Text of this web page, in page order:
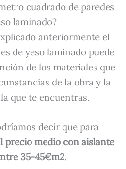
cuadrado de paredes
laminado?
anteriormente el
de yeso laminado puede
de los materiales que
de la obra y la
que te encuentras.
decir que para
precio medio con aislante
35-45€m2.